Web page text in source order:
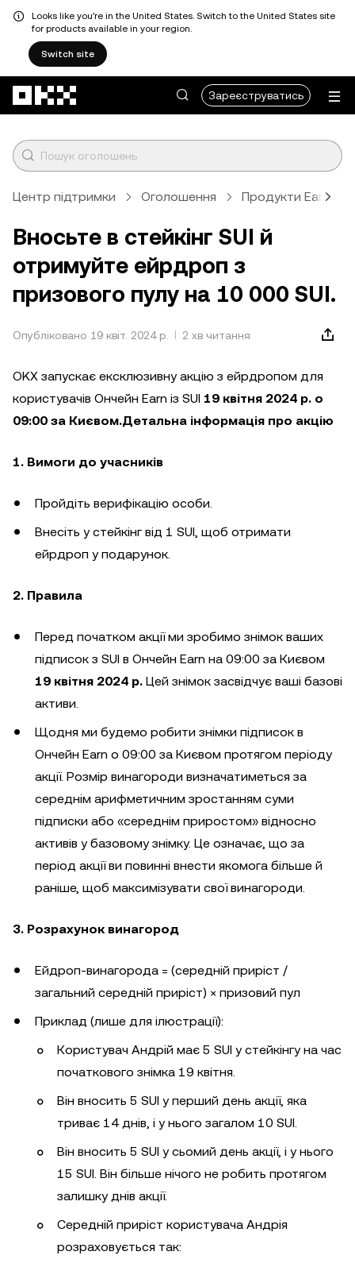
Looks like you're in the United States. Switch to the United States site
for products available in your region.
Switch site
Зареєструватись
Центр підтримки Оголошення Продукти Earn і
Вносьте в стейкінг SUI й
отримуйте ейрдроп з
призового пулу на 10 000 SUI.
Опубліковано 19 квіт. 2024 р. 2 хв читання
OKX запускає ексклюзивну акцію з ейрдропом для
користувачів Ончейн Earn із SUI 19 квітня 2024 р. о
09:00 за Києвом.Детальна інформація про акцію
1. Вимоги до учасників
Пройдіть верифікацію особи.
Внесіть у стейкінг від 1 SUI, щоб отримати
ейрдроп у подарунок.
2. Правила
Перед початком акції ми зробимо знімок ваших
підписок з SUI в Ончейн Earn на 09:00 за Києвом
19 квітня 2024 р. Цей знімок засвідчує ваші базові
активи.
Щодня ми будемо робити знімки підписок в
Ончейн Earn о 09:00 за Києвом протягом періоду
акції. Розмір винагороди визначатиметься за
середнім арифметичним зростанням суми
підписки або «середнім приростом» відносно
активів у базовому знімку. Це означає, що за
період акції ви повинні внести якомога більше й
раніше, щоб максимізувати свої винагороди.
3. Розрахунок винагород
Ейдроп-винагорода = (середній приріст /
загальний середній приріст) × призовий пул
Приклад (лише для ілюстрації):
Користувач Андрій має 5 SUI у стейкінгу на час
початкового знімка 19 квітня.
Він вносить 5 SUI у перший день акції, яка
триває 14 днів, і у нього загалом 10 SUI.
Він вносить 5 SUI у сьомий день акції, і у нього
15 SUI. Він більше нічого не робить протягом
залишку днів акції.
Середній приріст користувача Aндрія
розраховується так: